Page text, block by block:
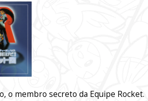
o membro secreto da Equipe Rocket.